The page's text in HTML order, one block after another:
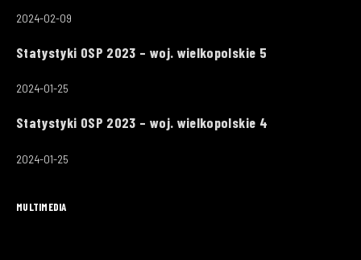
2024-02-09
Statystyki OSP 2023 – woj. wielkopolskie 5
2024-01-25
Statystyki OSP 2023 – woj. wielkopolskie 4
2024-01-25
MULTIMEDIA